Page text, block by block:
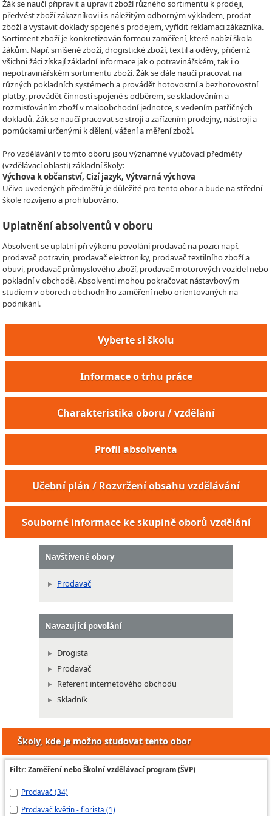
Žák se naučí připravit a upravit zboží různého sortimentu k prodeji,
předvést zboží zákazníkovi i s náležitým odborným výkladem, prodat
zboží a vystavit doklady spojené s prodejem, vyřídit reklamaci zákazníka.
Sortiment zboží je konkretizován formou zaměření, které nabízí škola
žákům. Např. smíšené zboží, drogistické zboží, textil a oděvy, přičemž
všichni žáci získají základní informace jak o potravinářském, tak i o
nepotravinářském sortimentu zboží. Žák se dále naučí pracovat na
různých pokladních systémech a provádět hotovostní a bezhotovostní
platby, provádět činnosti spojené s odběrem, se skladováním a
rozmisťováním zboží v maloobchodní jednotce, s vedením patřičných
dokladů. Žák se naučí pracovat se stroji a zařízením prodejny, nástroji a
pomůckami určenými k dělení, vážení a měření zboží.
Pro vzdělávání v tomto oboru jsou významné vyučovací předměty
(vzdělávací oblasti) základní školy:
Výchova k občanství, Cizí jazyk, Výtvarná výchova
Učivo uvedených předmětů je důležité pro tento obor a bude na střední
škole rozvíjeno a prohlubováno.
Uplatnění absolventů v oboru
Absolvent se uplatní při výkonu povolání prodavač na pozici např.
prodavač potravin, prodavač elektroniky, prodavač textilního zboží a
obuvi, prodavač průmyslového zboží, prodavač motorových vozidel nebo
pokladní v obchodě. Absolventi mohou pokračovat nástavbovým
studiem v oborech obchodního zaměření nebo orientovaných na
podnikání.
Vyberte si školu
Informace o trhu práce
Charakteristika oboru / vzdělání
Profil absolventa
Učební plán / Rozvržení obsahu vzdělávání
Souborné informace ke skupině oborů vzdělání
Navštívené obory
Prodavač
Navazující povolání
Drogista
Prodavač
Referent internetového obchodu
Skladník
Školy, kde je možno studovat tento obor
Filtr: Zaměření nebo Školní vzdělávací program (ŠVP)
Prodavač (34)
Prodavač květin - florista (1)